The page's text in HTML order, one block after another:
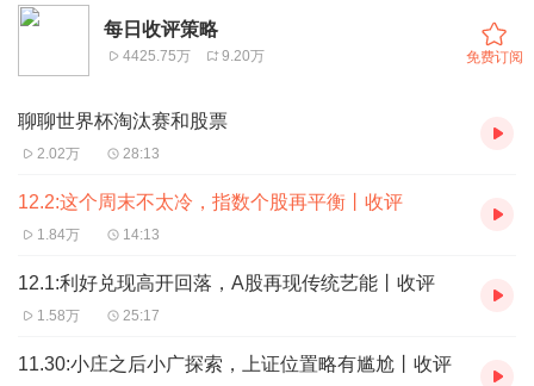
每日收评策略
4425.75万 9.20万 免费订阅
聊聊世界杯淘汰赛和股票
2.02万 28:13
12.2:这个周末不太冷，指数个股再平衡丨收评
1.84万 14:13
12.1:利好兑现高开回落，A股再现传统艺能丨收评
1.58万 25:17
11.30:小庄之后小广探索，上证位置略有尴尬丨收评